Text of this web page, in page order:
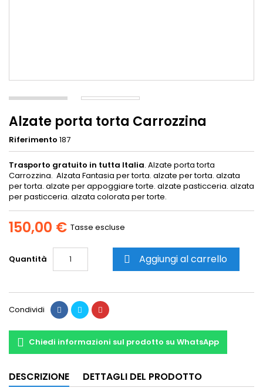
Alzate porta torta Carrozzina
Riferimento 187
Trasporto gratuito in tutta Italia. Alzate porta torta
Carrozzina. Alzata Fantasia per torta. alzate per torta. alzata
per torta. alzate per appoggiare torte. alzate pasticceria. alzata
per pasticceria. alzata colorata per torte.
150,00 € Tasse escluse
Quantità  Aggiungi al carrello
Condividi
Chiedi informazioni sul prodotto su WhatsApp
DESCRIZIONE DETTAGLI DEL PRODOTTO